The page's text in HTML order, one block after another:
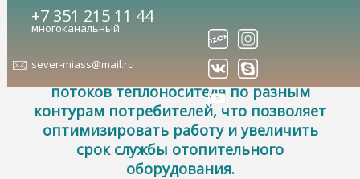
+7 351 215 11 44
многоканальный
sever-miass@mail.ru
Коллекторы
Гидравлический коллектор
предназначен для распределения
потоков теплоносителя по разным
контурам потребителей, что позволяет
оптимизировать работу и увеличить
срок службы отопительного
оборудования.